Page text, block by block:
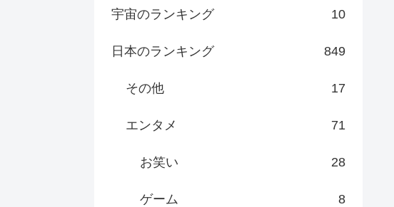
宇宙のランキング 10
日本のランキング 849
その他 17
エンタメ 71
お笑い 28
ゲーム 8